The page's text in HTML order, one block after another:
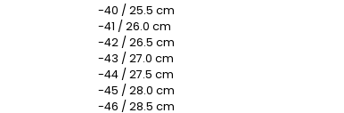
-40 / 25.5 cm
-41 / 26.0 cm
-42 / 26.5 cm
-43 / 27.0 cm
-44 / 27.5 cm
-45 / 28.0 cm
-46 / 28.5 cm